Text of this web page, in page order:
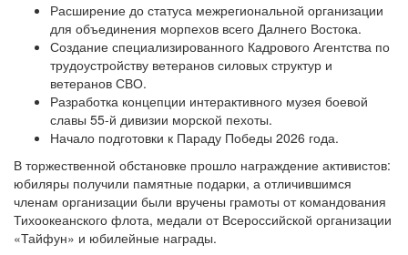
Расширение до статуса межрегиональной организации
для объединения морпехов всего Далнего Востока.
Создание специализированного Кадрового Агентства по
трудоустройству ветеранов силовых структур и
ветеранов СВО.
Разработка концепции интерактивного музея боевой
славы 55-й дивизии морской пехоты.
Начало подготовки к Параду Победы 2026 года.
В торжественной обстановке прошло награждение активистов:
юбиляры получили памятные подарки, а отличившимся
членам организации были вручены грамоты от командования
Тихоокеанского флота, медали от Всероссийской организации
«Тайфун» и юбилейные награды.